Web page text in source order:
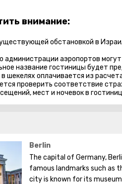
внимание:
обстановкой в
администрации аэропортов
название гостиницы будет
шекелях оплачивается из
проверить соответствие
мест и ночевок в
Berlin
The capital of Germany,
famous landmarks such as
city is known for its